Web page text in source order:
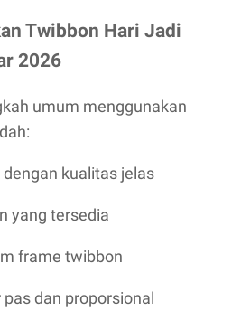
Twibbon Hari Jadi
2026
umum menggunakan
kualitas jelas
yang tersedia
frame twibbon
dan proporsional